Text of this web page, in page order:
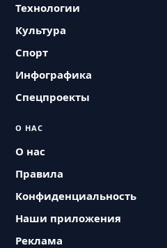
Технологии
Культура
Спорт
Инфографика
Спецпроекты
О НАС
О нас
Правила
Конфиденциальность
Наши приложения
Реклама